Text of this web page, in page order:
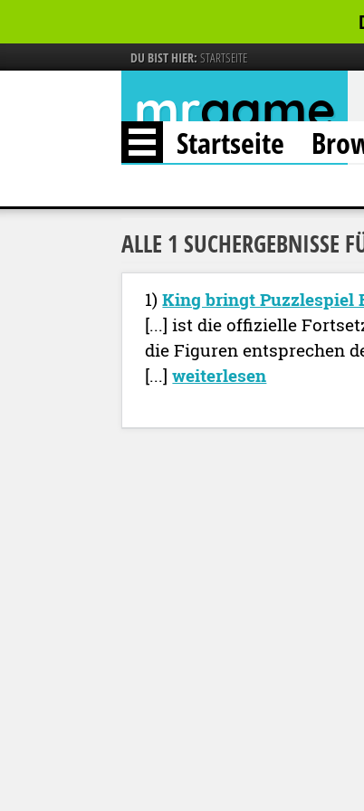
DU BIST HIER:STARTSEITE
mrgame
Browsergames Onlinegames News
Startseite
ALLE 1 SUCHERGEBNISSE
1)King bringt Puzzlespiel
[...] ist die offizielle
die Figuren entsprechen
[...]weiterlesen